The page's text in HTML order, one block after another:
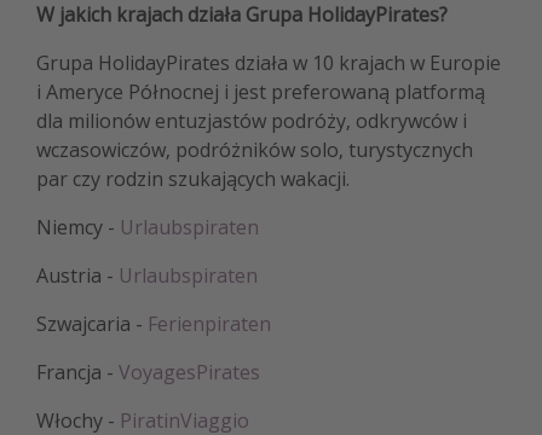
Newsy, ciekawostki, porady podróżnicze
Najlepsze aplikacje podróżnicze
Kalendarz podróży
W jakich krajach działa Grupa HolidayPirates?
Grupa HolidayPirates działa w 10 krajach w Europie
i Ameryce Północnej i jest preferowaną platformą
dla milionów entuzjastów podróży, odkrywców i
wczasowiczów, podróżników solo, turystycznych
par czy rodzin szukających wakacji.
Niemcy - Urlaubspiraten
Austria - Urlaubspiraten
Szwajcaria - Ferienpiraten
Francja - VoyagesPirates
Włochy - PiratinViaggio